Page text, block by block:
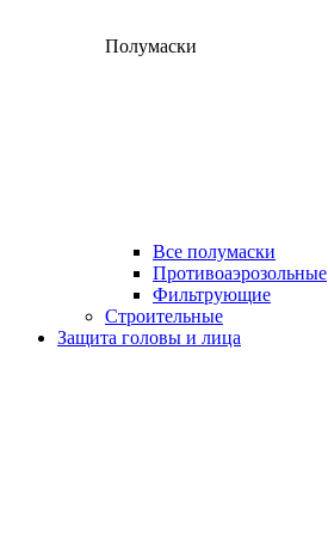
Полумаски
Все полумаски
Противоаэрозольные
Фильтрующие
Строительные
Защита головы и лица